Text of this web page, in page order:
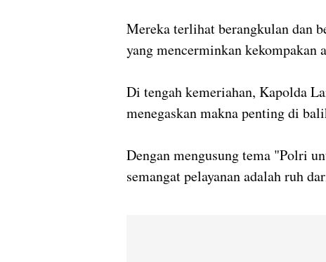
Mereka terlihat berangkulan dan
yang mencerminkan kekompakan
Di tengah kemeriahan, Kapolda
menegaskan makna penting di
Dengan mengusung tema "Polri
semangat pelayanan adalah ruh